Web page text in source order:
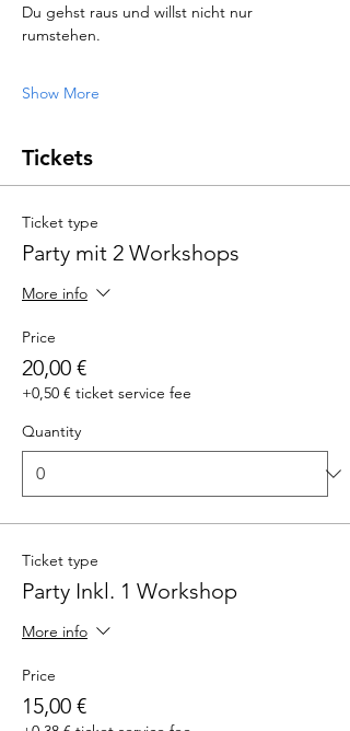
Du gehst raus und willst nicht nur
rumstehen.
Show More
Tickets
Ticket type
Party mit 2 Workshops
More info
Price
20,00 €
+0,50 € ticket service fee
Quantity
Ticket type
Party Inkl. 1 Workshop
More info
Price
15,00 €